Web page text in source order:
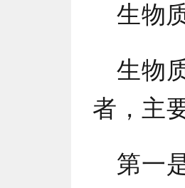
生物
生物
者，主
第一